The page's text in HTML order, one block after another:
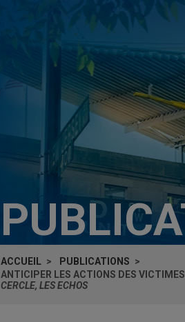
ACCUEIL
PUBLICATIONS
ANTICIPER LES ACTIONS DES
CERCLE, LES ECHOS